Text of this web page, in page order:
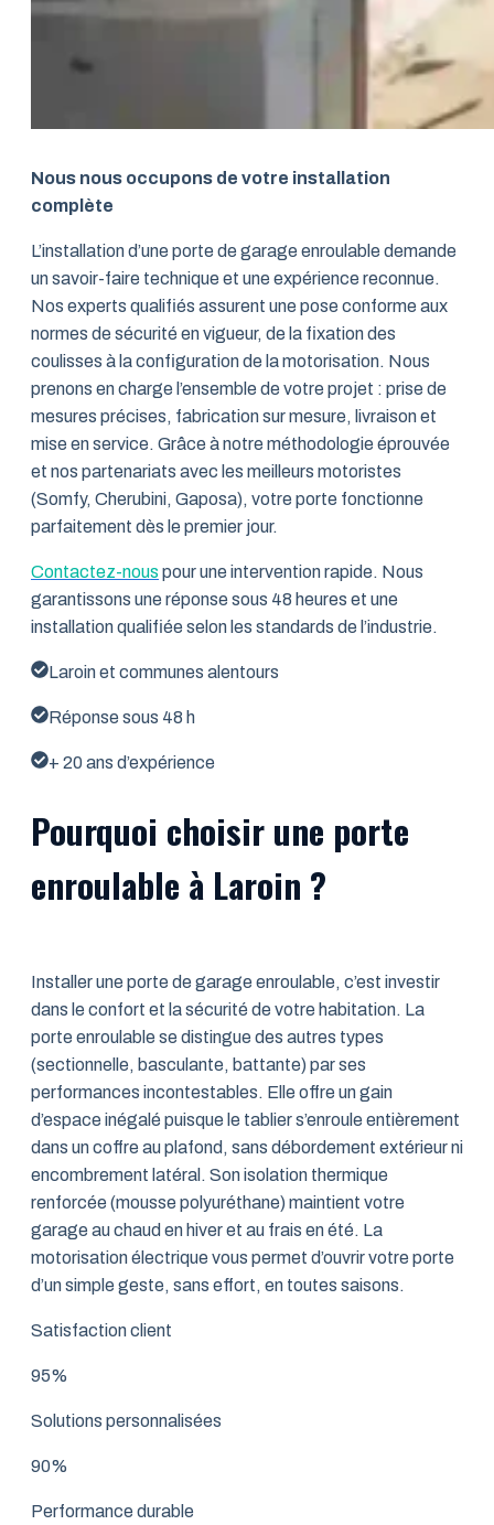
Nous nous occupons de votre installation
complète
L’installation d’une porte de garage enroulable demande
un savoir-faire technique et une expérience reconnue.
Nos experts qualifiés assurent une pose conforme aux
normes de sécurité en vigueur, de la fixation des
coulisses à la configuration de la motorisation. Nous
prenons en charge l’ensemble de votre projet : prise de
mesures précises, fabrication sur mesure, livraison et
mise en service. Grâce à notre méthodologie éprouvée
et nos partenariats avec les meilleurs motoristes
(Somfy, Cherubini, Gaposa), votre porte fonctionne
parfaitement dès le premier jour.
Contactez-nous pour une intervention rapide. Nous
garantissons une réponse sous 48 heures et une
installation qualifiée selon les standards de l’industrie.
Laroin et communes alentours
Réponse sous 48 h
+ 20 ans d’expérience
Pourquoi choisir une porte
enroulable à Laroin ?
Installer une porte de garage enroulable, c’est investir
dans le confort et la sécurité de votre habitation. La
porte enroulable se distingue des autres types
(sectionnelle, basculante, battante) par ses
performances incontestables. Elle offre un gain
d’espace inégalé puisque le tablier s’enroule entièrement
dans un coffre au plafond, sans débordement extérieur ni
encombrement latéral. Son isolation thermique
renforcée (mousse polyuréthane) maintient votre
garage au chaud en hiver et au frais en été. La
motorisation électrique vous permet d’ouvrir votre porte
d’un simple geste, sans effort, en toutes saisons.
Satisfaction client
95%
Solutions personnalisées
90%
Performance durable